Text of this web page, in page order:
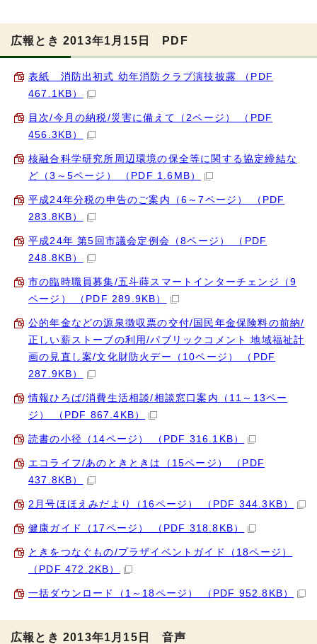
広報とき 2013年1月15日 PDF
表紙 消防出初式 幼年消防クラブ演技披露 （PDF
467.1KB）
目次/今月の納税/災害に備えて（2ページ） （PDF
456.3KB）
核融合科学研究所周辺環境の保全等に関する協定締結な
ど（3～5ページ） （PDF 1.6MB）
平成24年分税の申告のご案内（6～7ページ） （PDF
283.8KB）
平成24年 第5回市議会定例会（8ページ） （PDF
248.8KB）
市の臨時職員募集/五斗蒔スマートインターチェンジ（9
ページ） （PDF 289.9KB）
公的年金などの源泉徴収票の交付/国民年金保険料の前納/
正しい薪ストーブの利用/パブリックコメント 地域福祉計
画の見直し案/文化財防火デー（10ページ） （PDF
287.9KB）
情報ひろば/消費生活相談/相談窓口案内（11～13ペー
ジ） （PDF 867.4KB）
読書の小径（14ページ） （PDF 316.1KB）
エコライフ/あのときときは（15ページ） （PDF
437.8KB）
2月号ほほえみだより（16ページ） （PDF 344.3KB）
健康ガイド（17ページ） （PDF 318.8KB）
ときをつなぐもの/プラザイベントガイド（18ページ）
（PDF 472.2KB）
一括ダウンロード（1～18ページ） （PDF 952.8KB）
広報とき 2013年1月15日 音声